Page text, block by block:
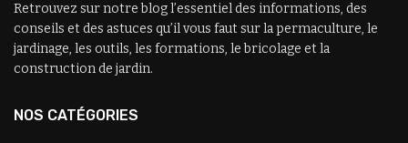
Retrouvez sur notre blog l’essentiel des informations, des
conseils et des astuces qu’il vous faut sur la permaculture, le
jardinage, les outils, les formations, le bricolage et la
construction de jardin.
NOS CATÉGORIES